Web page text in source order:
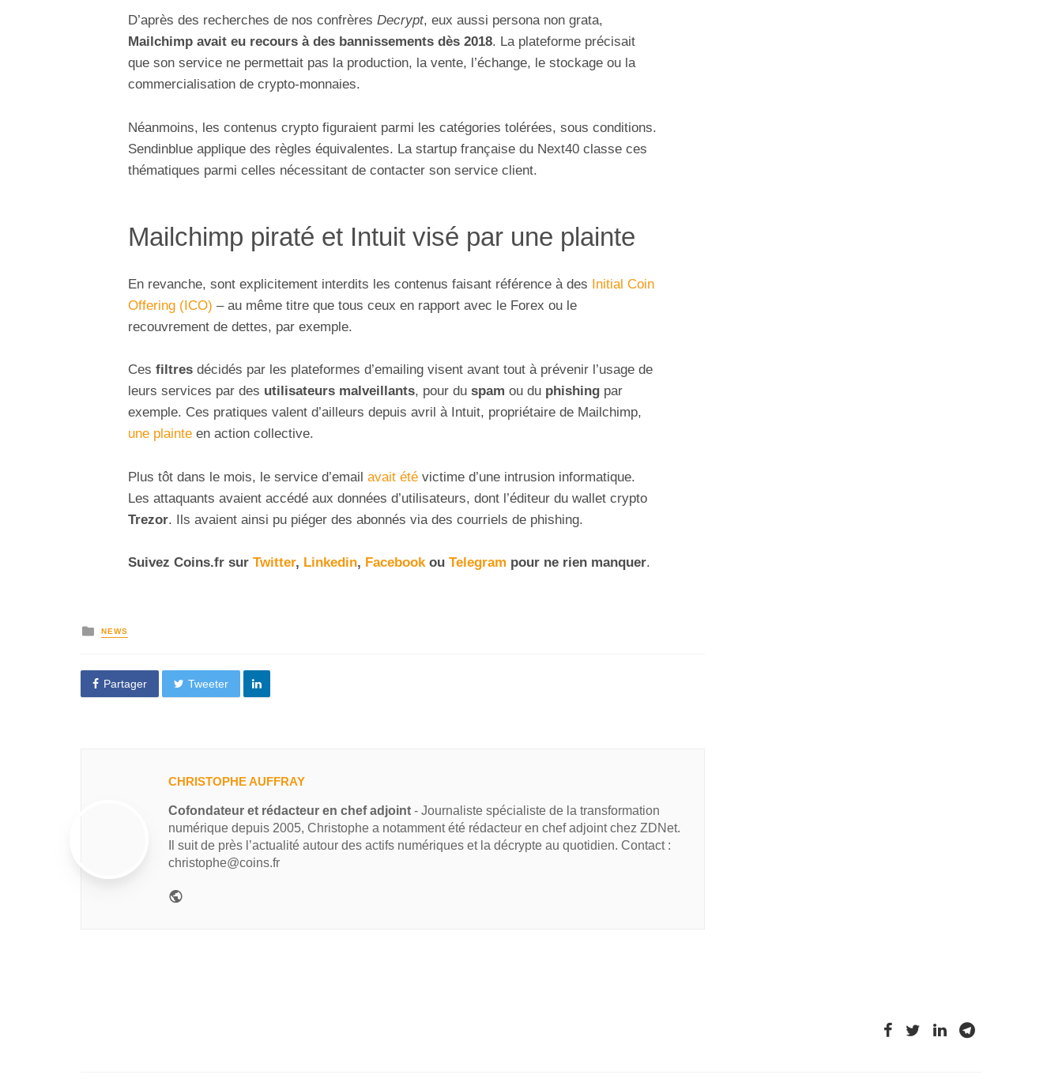
D’après des recherches de nos confrères Decrypt, eux aussi persona non grata,
Mailchimp avait eu recours à des bannissements dès 2018. La plateforme précisait
que son service ne permettait pas la production, la vente, l’échange, le stockage ou la
commercialisation de crypto-monnaies.
Néanmoins, les contenus crypto figuraient parmi les catégories tolérées, sous conditions.
Sendinblue applique des règles équivalentes. La startup française du Next40 classe ces
thématiques parmi celles nécessitant de contacter son service client.
Mailchimp piraté et Intuit visé par une plainte
En revanche, sont explicitement interdits les contenus faisant référence à des
Initial Coin
Offering (ICO) – au même titre que tous ceux en rapport avec le Forex ou le
recouvrement de dettes, par exemple.
Ces filtres décidés par les plateformes d’emailing visent avant tout à prévenir l’usage de
leurs services par des utilisateurs malveillants, pour du spam ou du phishing par
exemple. Ces pratiques valent d’ailleurs depuis avril à Intuit, propriétaire de Mailchimp,
une plainte en action collective.
Plus tôt dans le mois, le service d’email avait été victime d’une intrusion informatique.
Les attaquants avaient accédé aux données d’utilisateurs, dont l’éditeur du wallet crypto
Trezor. Ils avaient ainsi pu piéger des abonnés via des courriels de phishing.
Suivez Coins.fr sur Twitter, Linkedin, Facebook ou Telegram pour ne rien manquer.
NEWS
Partager Tweeter
CHRISTOPHE AUFFRAY
Cofondateur et rédacteur en chef adjoint - Journaliste spécialiste de la transformation
numérique depuis 2005, Christophe a notamment été rédacteur en chef adjoint chez ZDNet.
Il suit de près l’actualité autour des actifs numériques et la décrypte au quotidien. Contact :
christophe@coins.fr